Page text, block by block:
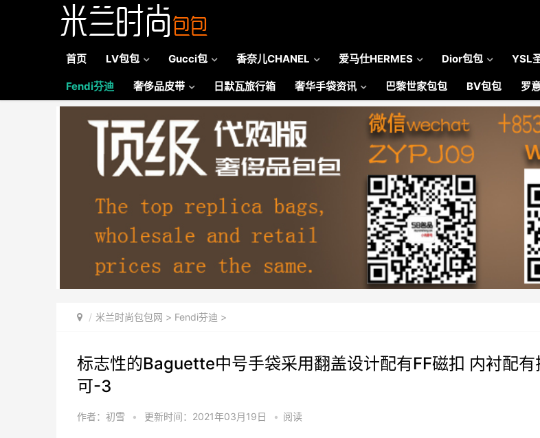
首页 LV包包 Gucci包 香奈儿CHANEL 爱马仕HERMES Dior包包 YSL
Fendi芬迪 奢侈品皮带 日默瓦旅行箱 奢华手袋资讯 巴黎世家包包 BV包包 罗
米兰时尚包包网 > Fendi芬迪 >
标志性的Baguette中号手袋采用翻盖设计配有FF磁扣 内衬配有
可-3
作者：初雪 • 更新时间：2021年03月19日 • 阅读